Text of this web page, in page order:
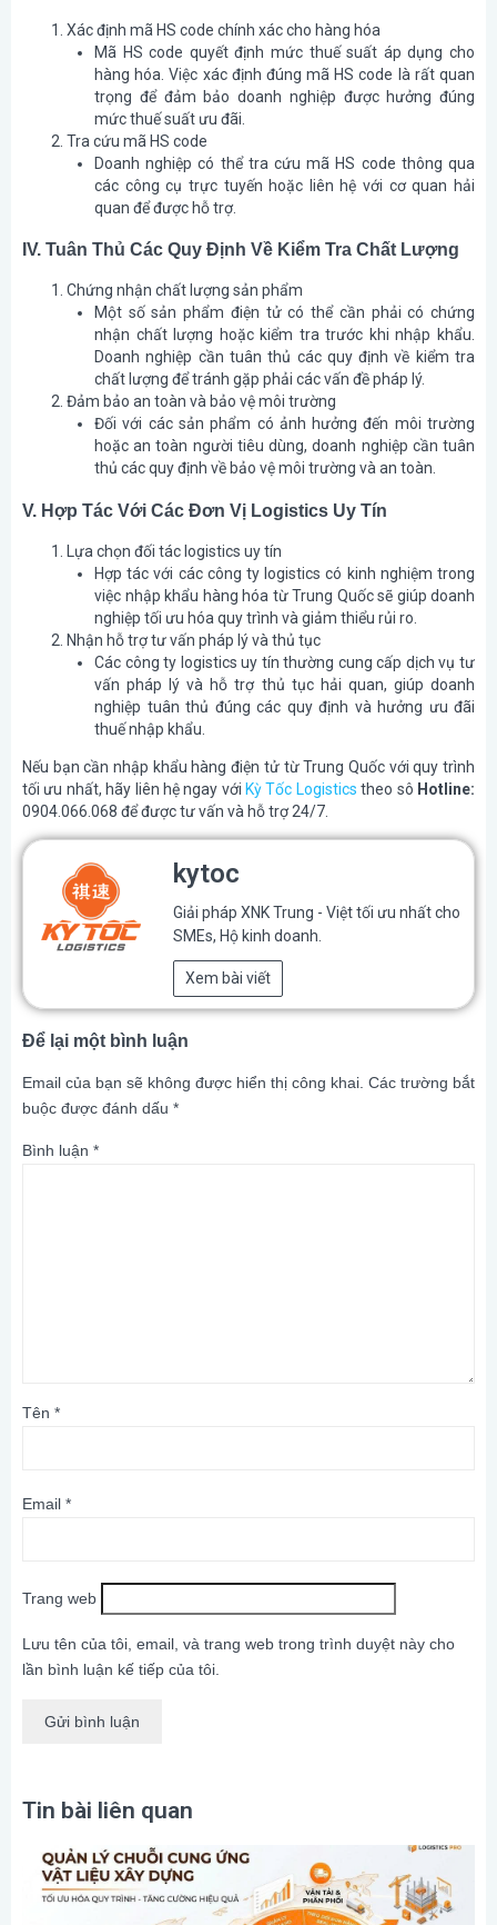
Xác định mã HS code chính xác cho hàng hóa
Mã HS code quyết định mức thuế suất áp dụng cho
hàng hóa. Việc xác định đúng mã HS code là rất quan
trọng để đảm bảo doanh nghiệp được hưởng đúng
mức thuế suất ưu đãi.
Tra cứu mã HS code
Doanh nghiệp có thể tra cứu mã HS code thông qua
các công cụ trực tuyến hoặc liên hệ với cơ quan hải
quan để được hỗ trợ.
IV. Tuân Thủ Các Quy Định Về Kiểm Tra Chất Lượng
Chứng nhận chất lượng sản phẩm
Một số sản phẩm điện tử có thể cần phải có chứng
nhận chất lượng hoặc kiểm tra trước khi nhập khẩu.
Doanh nghiệp cần tuân thủ các quy định về kiểm tra
chất lượng để tránh gặp phải các vấn đề pháp lý.
Đảm bảo an toàn và bảo vệ môi trường
Đối với các sản phẩm có ảnh hưởng đến môi trường
hoặc an toàn người tiêu dùng, doanh nghiệp cần tuân
thủ các quy định về bảo vệ môi trường và an toàn.
V. Hợp Tác Với Các Đơn Vị Logistics Uy Tín
Lựa chọn đối tác logistics uy tín
Hợp tác với các công ty logistics có kinh nghiệm trong
việc nhập khẩu hàng hóa từ Trung Quốc sẽ giúp doanh
nghiệp tối ưu hóa quy trình và giảm thiểu rủi ro.
Nhận hỗ trợ tư vấn pháp lý và thủ tục
Các công ty logistics uy tín thường cung cấp dịch vụ tư
vấn pháp lý và hỗ trợ thủ tục hải quan, giúp doanh
nghiệp tuân thủ đúng các quy định và hưởng ưu đãi
thuế nhập khẩu.
Nếu bạn cần nhập khẩu hàng điện tử từ Trung Quốc với quy trình
tối ưu nhất, hãy liên hệ ngay với Kỳ Tốc Logistics theo sô Hotline:
0904.066.068 để được tư vấn và hỗ trợ 24/7.
kytoc
Giải pháp XNK Trung - Việt tối ưu nhất cho
SMEs, Hộ kinh doanh.
Xem bài viết
Để lại một bình luận
Email của bạn sẽ không được hiển thị công khai. Các trường bắt
buộc được đánh dấu *
Bình luận *
Tên *
Email *
Trang web
Lưu tên của tôi, email, và trang web trong trình duyệt này cho
lần bình luận kế tiếp của tôi.
Tin bài liên quan